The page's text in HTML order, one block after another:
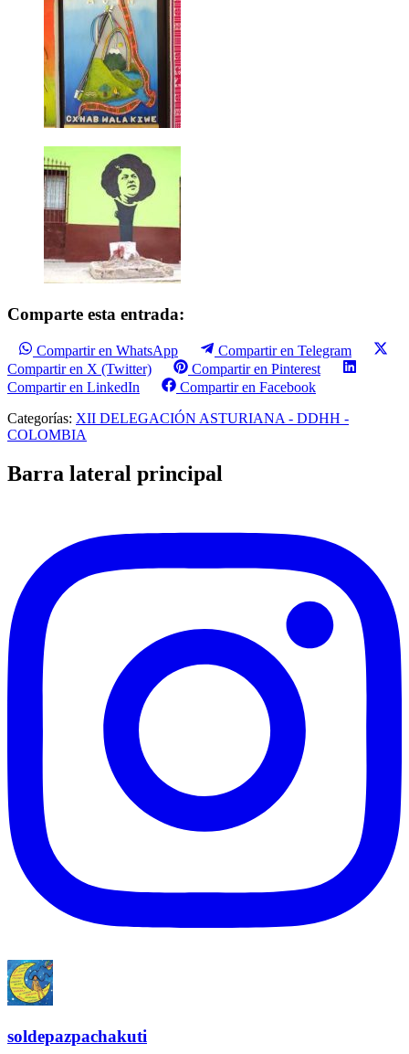
Comparte esta entrada:
Compartir en WhatsApp
Compartir en Telegram
Compartir en X (Twitter)
Compartir en Pinterest
Compartir en LinkedIn
Compartir en Facebook
Categorías: XII DELEGACIÓN ASTURIANA - DDHH -
COLOMBIA
Barra lateral principal
soldepazpachakuti